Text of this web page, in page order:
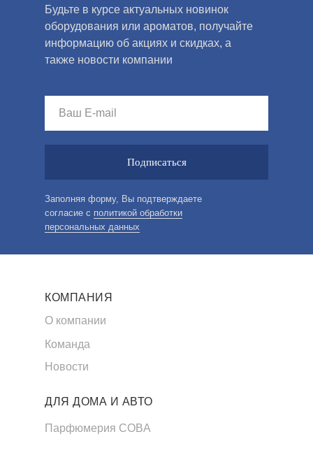
Будьте в курсе актуальных новинок
оборудования или ароматов, получайте
информацию об акциях и скидках, а
также новости компании
Подписаться
Заполняя форму, Вы подтверждаете
согласие с политикой обработки
персональных данных
КОМПАНИЯ
О компании
Команда
ДЛЯ ДОМА И АВТО
Новости
Парфюмерия COBA